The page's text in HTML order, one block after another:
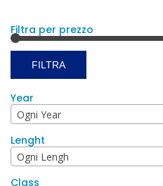
Filtra per prezzo
FILTRA
Year
Ogni Year
Lenght
Ogni Lengh
Class